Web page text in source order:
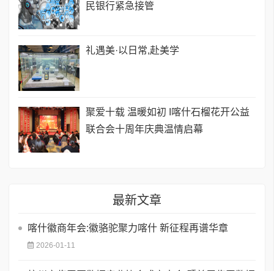
民银行紧急接管
礼遇美·以日常,赴美学
聚爱十载 温暖如初 I喀什石榴花开公益
联合会十周年庆典温情启幕
最新文章
喀什徽商年会:徽骆驼聚力喀什 新征程再谱华章
2026-01-11